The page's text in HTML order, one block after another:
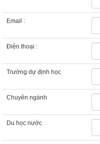
Email :
Điện thoại :
Trường dự định học
Chuyên ngành
Du học nước